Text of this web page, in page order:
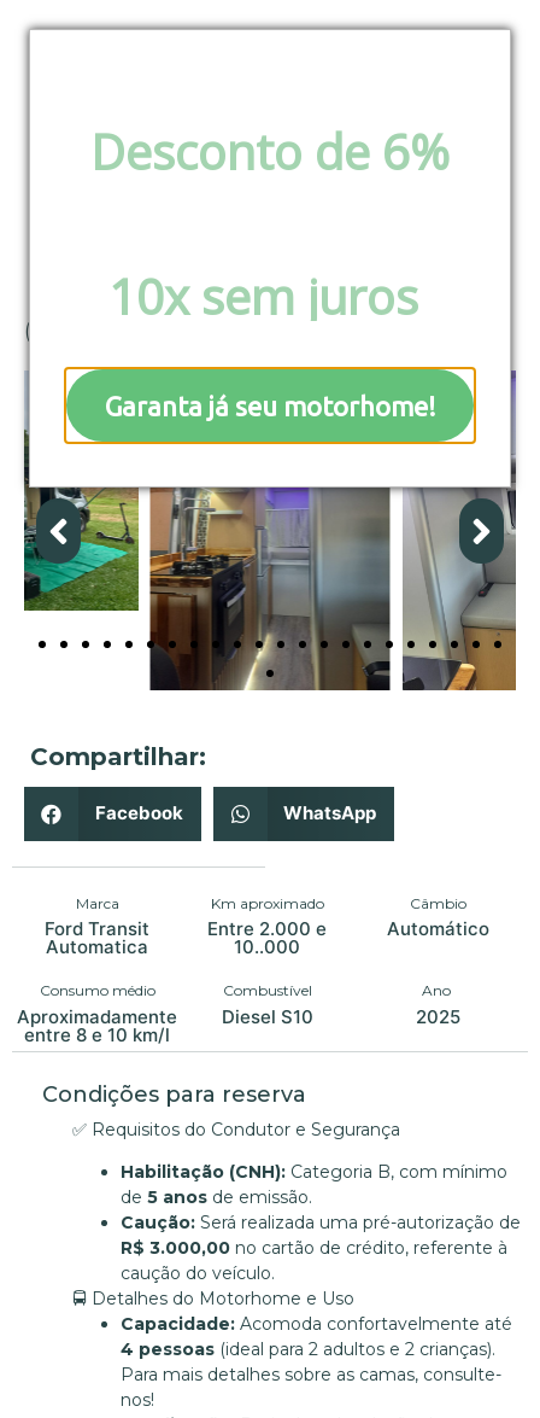
Desconto de 6%
10x sem juros
Garanta já seu motorhome!
Lilo IA – câmbio
(0)
Compartilhar:
Facebook WhatsApp
Marca
Ford Transit
Automatica
Km aproximado
Entre 2.000 e
10..000
Câmbio
Automático
Consumo médio
Aproximadamente
entre 8 e 10 km/l
Combustível
Diesel S10
Ano
2025
Condições para reserva
✅ Requisitos do Condutor e Segurança
Habilitação (CNH): Categoria B, com mínimo
de 5 anos de emissão.
Caução: Será realizada uma pré-autorização de
R$ 3.000,00 no cartão de crédito, referente à
caução do veículo.
🚍 Detalhes do Motorhome e Uso
Capacidade: Acomoda confortavelmente até
4 pessoas (ideal para 2 adultos e 2 crianças).
Para mais detalhes sobre as camas, consulte-
nos!